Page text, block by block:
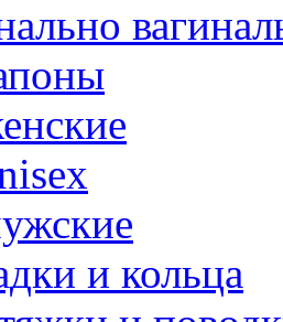
и кольца